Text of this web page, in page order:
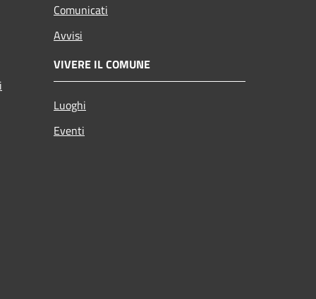
Comunicati
Avvisi
VIVERE IL COMUNE
Luoghi
Eventi